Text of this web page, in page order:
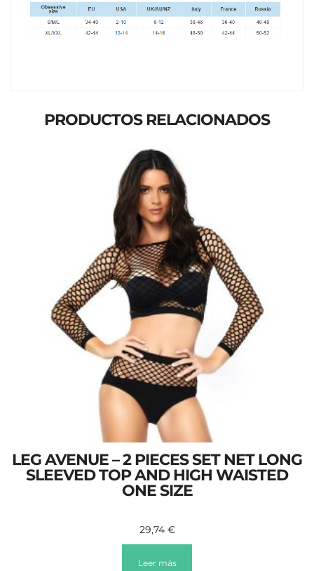
PRODUCTOS RELACIONADOS
LEG AVENUE – 2 PIECES SET NET LONG
SLEEVED TOP AND HIGH WAISTED
ONE SIZE
29,74 €
Leer más